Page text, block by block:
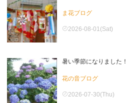
ま花ブログ
2026-08-01(Sat)
暑い季節になりました！
花の音ブログ
2026-07-30(Thu)